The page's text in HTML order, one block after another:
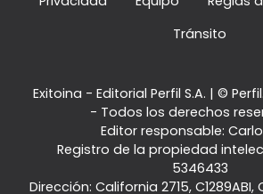
Tránsito
Exitoina - Editorial Perfil S.A. | ©
- Todos los derechos
Editor responsable:
Registro de la propiedad
5346433
Dirección: California 2715, C1289ABI,